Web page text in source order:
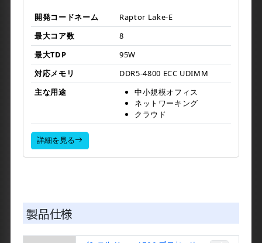
開発コードネーム
Raptor Lake-E
最大コア数
8
最大TDP
95W
対応メモリ
DDR5-4800 ECC UDIMM
主な用途
中小規模オフィス
ネットワーキング
クラウド
詳細を見る
製品仕様